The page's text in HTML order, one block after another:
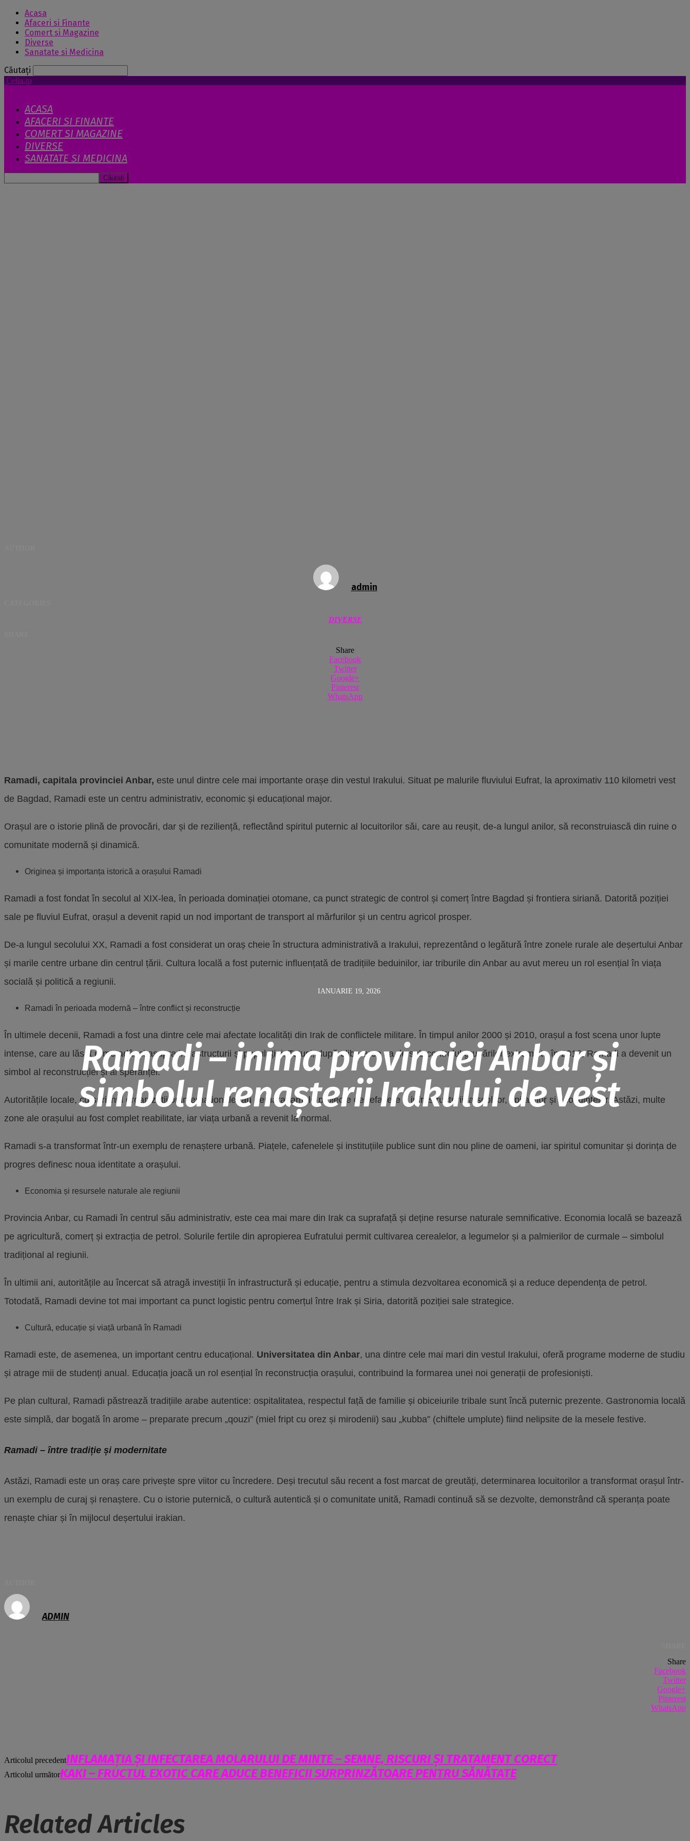
Acasa
Afaceri si Finante
Comert si Magazine
Diverse
Sanatate si Medicina
Căutați
Celia.ro
ACASA
AFACERI SI FINANTE
COMERT SI MAGAZINE
DIVERSE
SANATATE SI MEDICINA
IANUARIE 19, 2026
Ramadi – inima provinciei Anbar și
simbolul renașterii Irakului de vest
admin
DIVERSE
Share
Facebook
Twitter
Google+
Pinterest
WhatsApp
Ramadi, capitala provinciei Anbar, este unul dintre cele mai importante orașe din vestul Irakului. Situat pe malurile fluviului Eufrat, la aproximativ 110 kilometri vest
de Bagdad, Ramadi este un centru administrativ, economic și educațional major.
Orașul are o istorie plină de provocări, dar și de reziliență, reflectând spiritul puternic al locuitorilor săi, care au reușit, de-a lungul anilor, să reconstruiască din ruine o
comunitate modernă și dinamică.
Originea și importanța istorică a orașului Ramadi
Ramadi a fost fondat în secolul al XIX-lea, în perioada dominației otomane, ca punct strategic de control și comerț între Bagdad și frontiera siriană. Datorită poziției
sale pe fluviul Eufrat, orașul a devenit rapid un nod important de transport al mărfurilor și un centru agricol prosper.
De-a lungul secolului XX, Ramadi a fost considerat un oraș cheie în structura administrativă a Irakului, reprezentând o legătură între zonele rurale ale deșertului Anbar
și marile centre urbane din centrul țării. Cultura locală a fost puternic influențată de tradițiile beduinilor, iar triburile din Anbar au avut mereu un rol esențial în viața
socială și politică a regiunii.
Ramadi în perioada modernă – între conflict și reconstrucție
În ultimele decenii, Ramadi a fost una dintre cele mai afectate localități din Irak de conflictele militare. În timpul anilor 2000 și 2010, orașul a fost scena unor lupte
intense, care au lăsat urme adânci asupra infrastructurii și populației. Totuși, după eliberarea sa de sub controlul grupărilor extremiste în 2016, Ramadi a devenit un
simbol al reconstrucției și al speranței.
Autoritățile locale, cu sprijinul organizațiilor internaționale, au demarat ample proiecte de refacere a infrastructurii, a școlilor, spitalelor și a locuințelor. Astăzi, multe
zone ale orașului au fost complet reabilitate, iar viața urbană a revenit la normal.
Ramadi s-a transformat într-un exemplu de renaștere urbană. Piațele, cafenelele și instituțiile publice sunt din nou pline de oameni, iar spiritul comunitar și dorința de
progres definesc noua identitate a orașului.
Economia și resursele naturale ale regiunii
Provincia Anbar, cu Ramadi în centrul său administrativ, este cea mai mare din Irak ca suprafață și deține resurse naturale semnificative. Economia locală se bazează
pe agricultură, comerț și extracția de petrol. Solurile fertile din apropierea Eufratului permit cultivarea cerealelor, a legumelor și a palmierilor de curmale – simbolul
tradițional al regiunii.
În ultimii ani, autoritățile au încercat să atragă investiții în infrastructură și educație, pentru a stimula dezvoltarea economică și a reduce dependența de petrol.
Totodată, Ramadi devine tot mai important ca punct logistic pentru comerțul între Irak și Siria, datorită poziției sale strategice.
Cultură, educație și viață urbană în Ramadi
Ramadi este, de asemenea, un important centru educațional. Universitatea din Anbar, una dintre cele mai mari din vestul Irakului, oferă programe moderne de studiu
și atrage mii de studenți anual. Educația joacă un rol esențial în reconstrucția orașului, contribuind la formarea unei noi generații de profesioniști.
Pe plan cultural, Ramadi păstrează tradițiile arabe autentice: ospitalitatea, respectul față de familie și obiceiurile tribale sunt încă puternic prezente. Gastronomia locală
este simplă, dar bogată în arome – preparate precum „qouzi” (miel fript cu orez și mirodenii) sau „kubba” (chiftele umplute) fiind nelipsite de la mesele festive.
Ramadi – între tradiție și modernitate
Astăzi, Ramadi este un oraș care privește spre viitor cu încredere. Deși trecutul său recent a fost marcat de greutăți, determinarea locuitorilor a transformat orașul într-
un exemplu de curaj și renaștere. Cu o istorie puternică, o cultură autentică și o comunitate unită, Ramadi continuă să se dezvolte, demonstrând că speranța poate
renaște chiar și în mijlocul deșertului irakian.
ADMIN
Share
Facebook
Twitter
Google+
Pinterest
WhatsApp
Articolul precedentINFLAMAȚIA ȘI INFECTAREA MOLARULUI DE MINTE – SEMNE, RISCURI ȘI TRATAMENT CORECT
Articolul următorKAKI – FRUCTUL EXOTIC CARE ADUCE BENEFICII SURPRINZĂTOARE PENTRU SĂNĂTATE
Related Articles